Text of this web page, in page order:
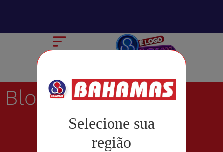
Selecione sua
região
Blog